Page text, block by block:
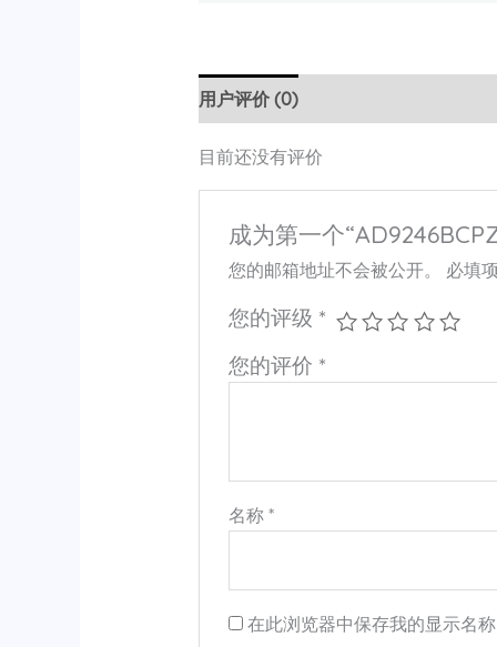
用户评价 (0)
目前还没有评价
成为第一个
您的邮箱地址不会被公开。 必填
您的评级 *
您的评价 *
名称*
在此浏览器中保存我的显示名